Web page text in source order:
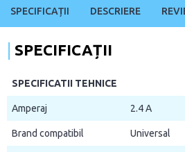
SPECIFICAȚII DESCRIERE
SPECIFICAȚII
SPECIFICATII TEHNICE
Amperaj 2.4 A
Brand compatibil Universal